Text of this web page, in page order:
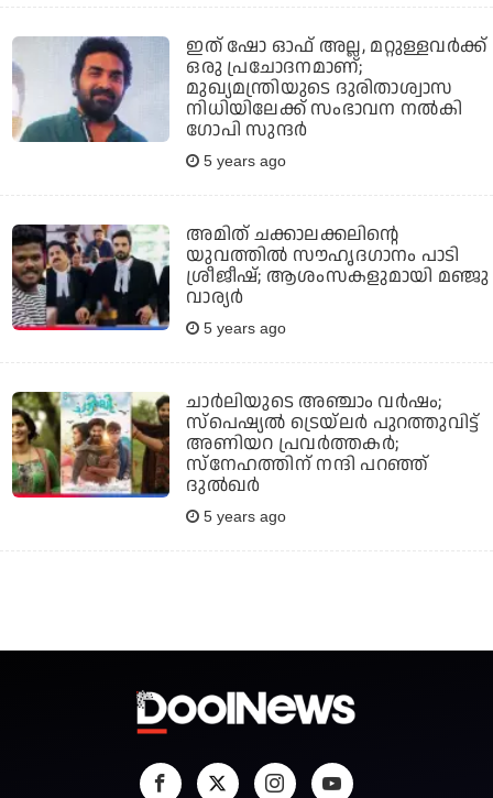
ഇത് ഷോ ഓഫ് അല്ല, മറ്റുള്ളവര്‍ക്ക്
ഒരു പ്രചോദനമാണ്;
മുഖ്യമന്ത്രിയുടെ ദുരിതാശ്വാസ
നിധിയിലേക്ക് സംഭാവന നല്‍കി
ഗോപി സുന്ദര്‍
5 years ago
അമിത് ചക്കാലക്കലിന്റെ
യുവത്തില്‍ സൗഹൃദഗാനം പാടി
ശ്രീജീഷ്; ആശംസകളുമായി മഞ്ജു
വാര്യര്‍
5 years ago
ചാര്‍ലിയുടെ അഞ്ചാം വര്‍ഷം;
സ്‌പെഷ്യല്‍ ട്രെയ്‌ലര്‍ പുറത്തുവിട്ട്
അണിയറ പ്രവര്‍ത്തകര്‍;
സ്‌നേഹത്തിന് നന്ദി പറഞ്ഞ്
ദുല്‍ഖര്‍
5 years ago